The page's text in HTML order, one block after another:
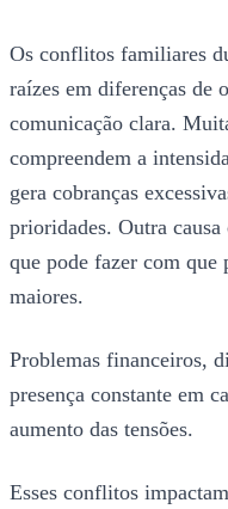
Os conflitos familiares
raízes em diferenças de
comunicação clara.
compreendem a
gera cobranças
prioridades. Outra causa
que pode fazer com que
maiores.
Problemas financeiros,
presença constante em
aumento das tensões.
Esses conflitos